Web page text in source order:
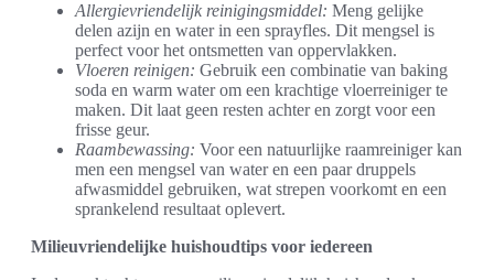
Allergievriendelijk reinigingsmiddel: Meng gelijke
delen azijn en water in een sprayfles. Dit mengsel is
perfect voor het ontsmetten van oppervlakken.
Vloeren reinigen: Gebruik een combinatie van baking
soda en warm water om een krachtige vloerreiniger te
maken. Dit laat geen resten achter en zorgt voor een
frisse geur.
Raambewassing: Voor een natuurlijke raamreiniger kan
men een mengsel van water en een paar druppels
afwasmiddel gebruiken, wat strepen voorkomt en een
sprankelend resultaat oplevert.
Milieuvriendelijke huishoudtips voor iedereen